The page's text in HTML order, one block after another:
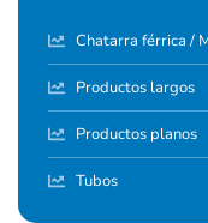
Chatarra férrica /
Productos largos
Productos planos
Tubos